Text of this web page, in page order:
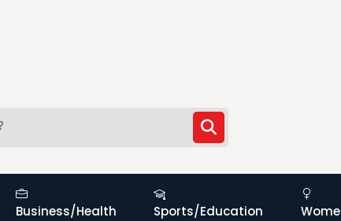
Business/Health Sports/Education